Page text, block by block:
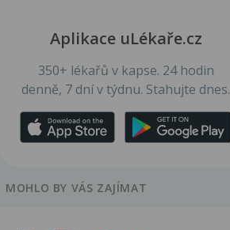
Aplikace uLékaře.cz
350+ lékařů v kapse. 24 hodin
denně, 7 dní v týdnu. Stahujte dnes.
MOHLO BY VÁS ZAJÍMAT